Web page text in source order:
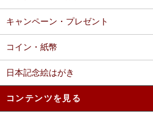
キャンペーン・プレゼント
コイン・紙幣
日本記念絵はがき
コンテンツを見る